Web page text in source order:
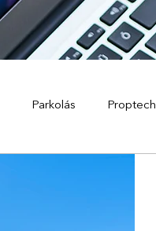
Parkolás Proptech